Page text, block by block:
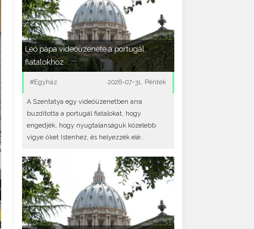
Leó pápa videóüzenete a portugál
fiatalokhoz
#Egyház 2026-07-31, Péntek
A Szentatya egy videóüzenetben arra
buzdította a portugál fiatalokat, hogy
engedjék, hogy nyugtalanságuk közelebb
vigye őket Istenhez, és helyezzék elé..